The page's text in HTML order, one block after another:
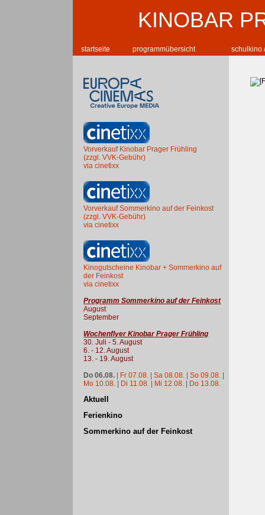
KINOBAR
startseite programmübersicht schulkino
Vorverkauf Kinobar Prager Frühling
(zzgl. VVK-Gebühr)
via cinetixx
Vorverkauf Sommerkino auf der Feinkost
(zzgl. VVK-Gebühr)
via cinetixx
Kinogutscheine Kinobar + Sommerkino auf
der Feinkost
via cinetixx
Programm Sommerkino auf der Feinkost
August
September
Wochenflyer Kinobar Prager Frühling
30. Juli - 5. August
6. - 12. August
13. - 19. August
Do 06.08. | Fr 07.08. |Sa 08.08. |So 09.08. |
Mo 10.08. | Di 11.08. | Mi 12.08. | Do 13.08.
Aktuell
Ferienkino
Sommerkino auf der Feinkost